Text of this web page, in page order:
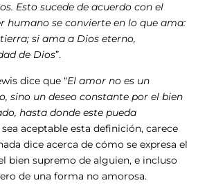
Esto sucede de acuerdo con el
humano se convierte en lo que ama:
si ama a Dios eterno,
de Dios”.
dice que “El amor no es un
sino un deseo constante por el bien
hasta donde este pueda
aceptable esta definición, carece
dice acerca de cómo se expresa el
bien supremo de alguien, e incluso
de una forma no amorosa.